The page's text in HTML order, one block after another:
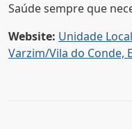
Saúde sempre que
Website: Unidade
Varzim/Vila do Conde,